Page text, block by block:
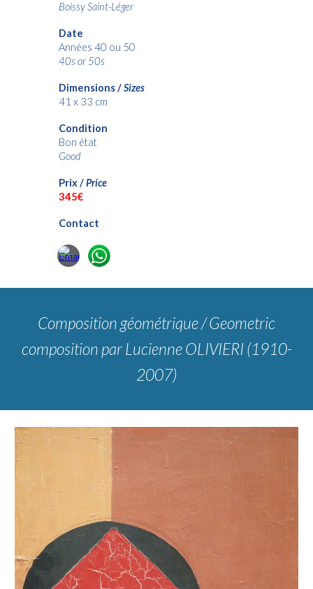
Boissy Saint-Léger
Date
Années 40 ou 50
40s or 50s
Dimensions /Sizes
41 x 33 cm
Condition
Bon état
Good
Prix /Price
345€
Contact
Composition géométrique / Geometric
composition par Lucienne OLIVIERI (1910-
2007)